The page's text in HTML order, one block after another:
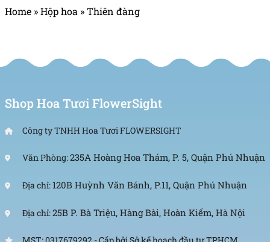
Home »Hộp hoa »Thiên đàng
Shop Hoa Tươi FlowerSight
Công ty TNHH Hoa Tươi FLOWERSIGHT
Văn Phòng:235A Hoàng Hoa Thám, P. 5, Quận Phú Nhuận
Địa chỉ: 120B Huỳnh Văn Bánh, P.11, Quận Phú Nhuận
Địa chỉ:25B P. Bà Triệu, Hàng Bài, Hoàn Kiếm, Hà Nội